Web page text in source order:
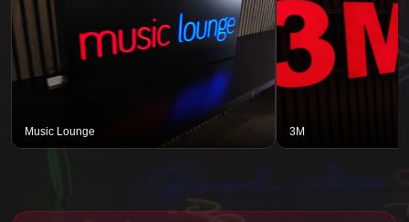
Music Lounge 3M